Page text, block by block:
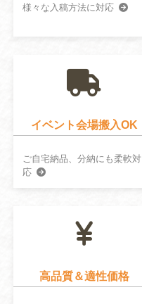
様々な入稿方法に対応
イベント会場搬入OK
ご自宅納品、分納にも柔軟対
応
高品質＆適性価格